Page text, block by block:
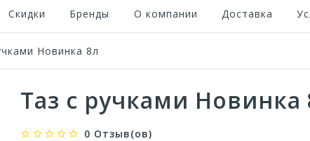
Скидки Бренды О компании Доставка
Новинка 8л
Таз с ручками Новинка
0 Отзыв(ов)